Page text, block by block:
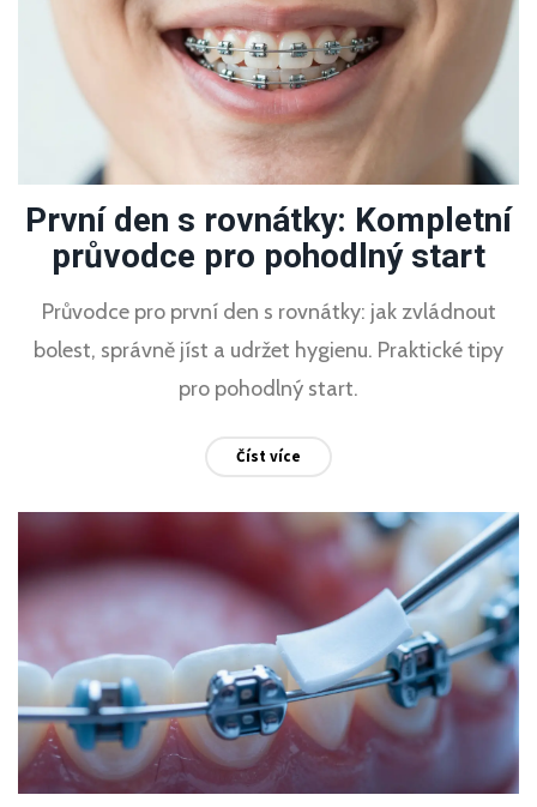
První den s rovnátky: Kompletní
průvodce pro pohodlný start
Průvodce pro první den s rovnátky: jak zvládnout
bolest, správně jíst a udržet hygienu. Praktické tipy
pro pohodlný start.
Číst více